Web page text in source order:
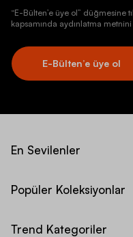
“E-Bülten’e üye ol” düğmesine
kapsamında aydınlatma
E-Bülten’e üye ol
En Sevilenler
Popüler Koleksiyonlar
Trend Kategoriler